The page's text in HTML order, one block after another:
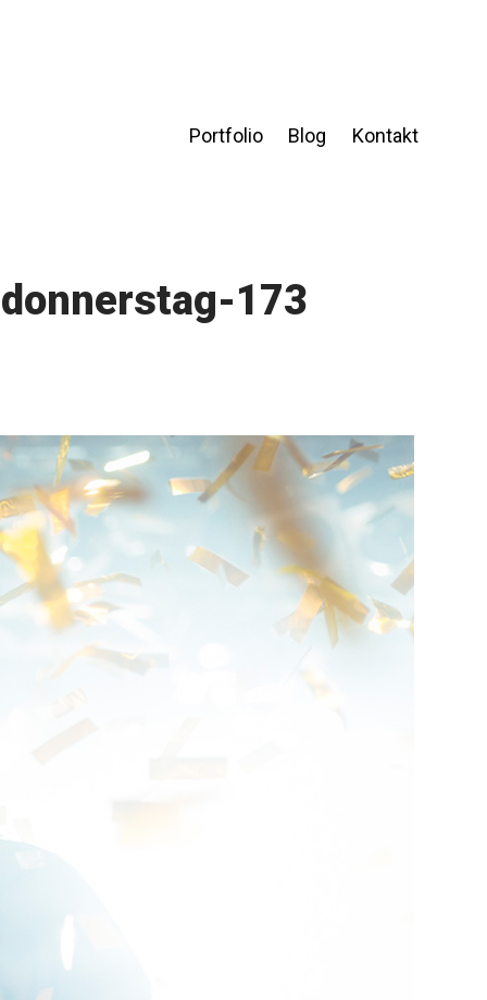
Portfolio Blog Kontakt
173